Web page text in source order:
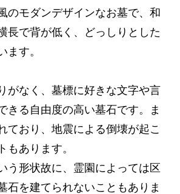
のモダンデザインなお墓で、和
長で背が低く、どっしりとした
ます。
がなく、墓標に好きな文字や言
きる自由度の高い墓石です。ま
ており、地震による倒壊が起こ
もあります。
う形状故に、霊園によっては区
石を建てられないこともありま